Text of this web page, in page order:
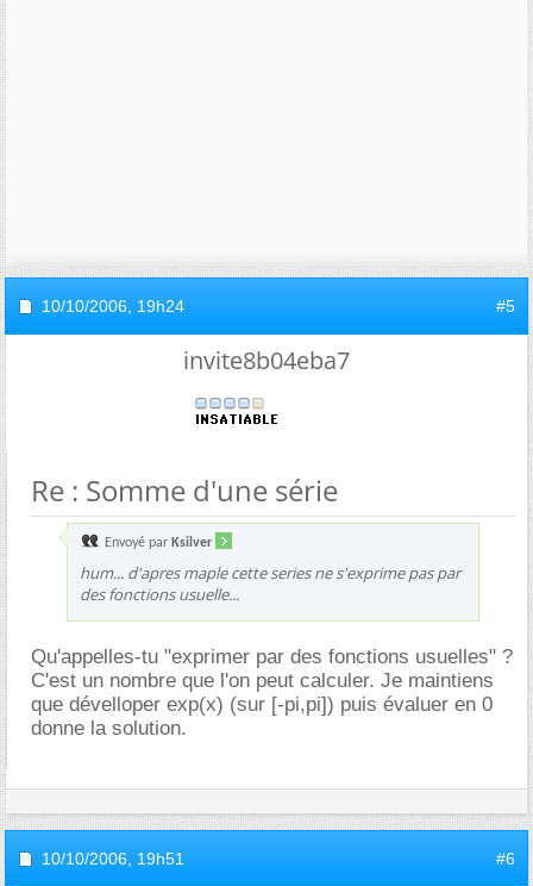
10/10/2006, 19h24 #5
invite8b04eba7
Re : Somme d'une série
Envoyé par Ksilver
hum... d'apres maple cette series ne s'exprime pas par
des fonctions usuelle...
Qu'appelles-tu "exprimer par des fonctions usuelles" ?
C'est un nombre que l'on peut calculer. Je maintiens
que dévelloper exp(x) (sur [-pi,pi]) puis évaluer en 0
donne la solution.
10/10/2006, 19h51 #6